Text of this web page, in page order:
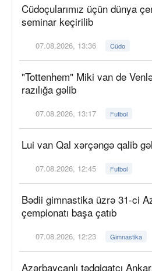
Cüdoçularımız üçün dünya
seminar keçirilib
07.08.2026, 13:36 Cüdo
"Tottenhem" Miki van de
razılığa gəlib
07.08.2026, 13:17 Futbol
Lui van Qal xərçəngə qalib
07.08.2026, 12:45 Futbol
Bədii gimnastika üzrə 31-ci
çempionatı başa çatıb
07.08.2026, 12:23 Gimnastika
Azərbaycanlı tədqiqatçı